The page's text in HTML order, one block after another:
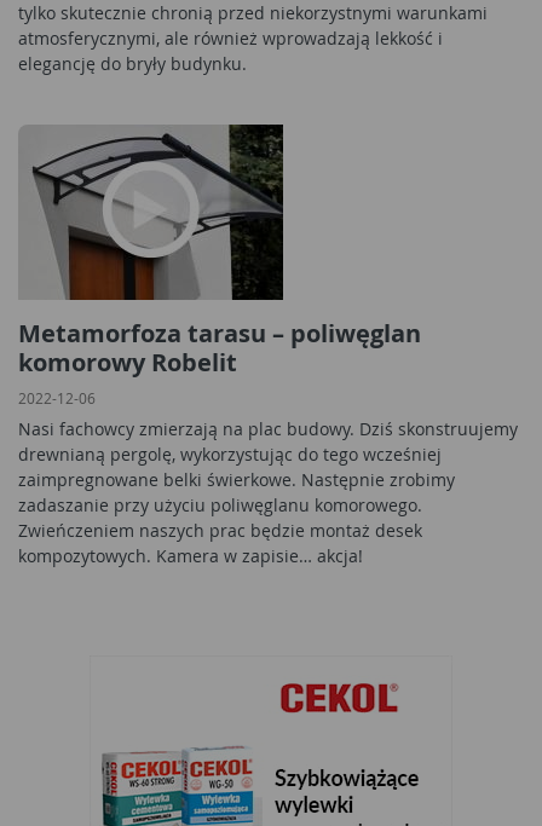
tylko skutecznie chronią przed niekorzystnymi warunkami
atmosferycznymi, ale również wprowadzają lekkość i
elegancję do bryły budynku.
Metamorfoza tarasu – poliwęglan
komorowy Robelit
2022-12-06
Nasi fachowcy zmierzają na plac budowy. Dziś skonstruujemy
drewnianą pergolę, wykorzystując do tego wcześniej
zaimpregnowane belki świerkowe. Następnie zrobimy
zadaszanie przy użyciu poliwęglanu komorowego.
Zwieńczeniem naszych prac będzie montaż desek
kompozytowych. Kamera w zapisie… akcja!